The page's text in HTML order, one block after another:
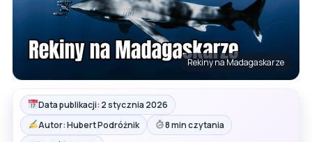
Rekiny na Madagaskarze
Data publikacji: 2 stycznia 2026
Autor: Hubert Podróżnik
8 min czytania